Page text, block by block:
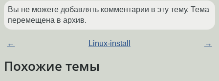
Вы не можете добавлять комментарии в эту тему. Тема
перемещена в архив.
← Linux-install →
Похожие темы